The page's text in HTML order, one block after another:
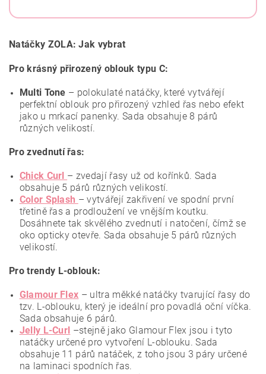
Natáčky ZOLA: Jak vybrat
Pro krásný přirozený oblouk typu C:
Multi Tone – polokulaté natáčky, které vytvářejí
perfektní oblouk pro přirozený vzhled řas nebo efekt
jako u mrkací panenky. Sada obsahuje 8 párů
různých velikostí.
Pro zvednutí řas:
Chick Curl – zvedají řasy už od kořínků. Sada
obsahuje 5 párů různých velikostí.
Color Splash – vytvářejí zakřivení ve spodní první
třetině řas a prodloužení ve vnějším koutku.
Dosáhnete tak skvělého zvednutí i natočení, čímž se
oko opticky otevře. Sada obsahuje 5 párů různých
velikostí.
Pro trendy L-oblouk:
Glamour Flex – ultra měkké natáčky tvarující řasy do
tzv. L-oblouku, který je ideální pro povadlá oční víčka.
Sada obsahuje 6 párů.
Jelly L-Curl –stejně jako Glamour Flex jsou i tyto
natáčky určené pro vytvoření L-oblouku. Sada
obsahuje 11 párů natáček, z toho jsou 3 páry určené
na laminaci spodních řas.